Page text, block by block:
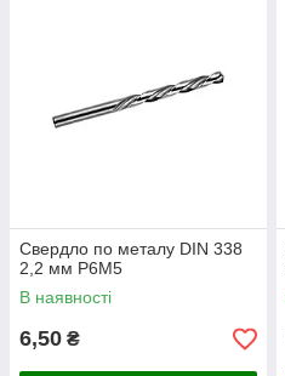
Свердло по металу DIN 338
2,2 мм P6M5
В наявності
6,50 ₴